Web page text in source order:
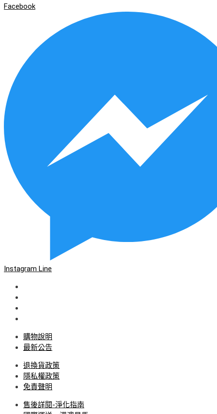
Facebook
Instagram Line
購物說明
最新公告
退換貨政策
隱私權政策
免責聲明
售後詳閱-淨化指南